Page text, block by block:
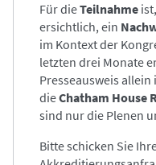
Für dieTeilnahme
ersichtlich, ein
im Kontext der
letzten drei Monate
Presseausweis
dieChatham House
sind nur die Plenen
Bitte schicken Sie